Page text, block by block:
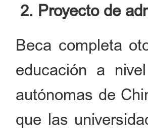
2. Proyecto de
Beca completa
educación a
autónomas de
que las